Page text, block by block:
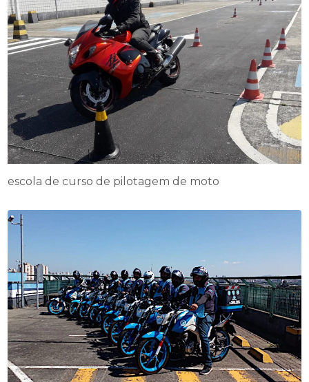
escola de curso de pilotagem de moto